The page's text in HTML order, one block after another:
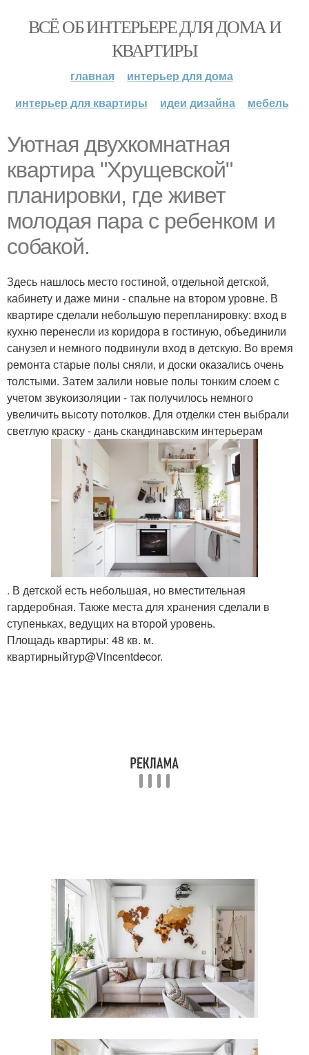
ВСЁ ОБ ИНТЕРЬЕРЕ ДЛЯ ДОМА И
КВАРТИРЫ
главная
интерьер для дома
интерьер для квартиры
идеи дизайна мебель
Уютная двухкомнатная
квартира "Хрущевской"
планировки, где живет
молодая пара с ребенком и
собакой.
Здесь нашлось место гостиной, отдельной детской,
кабинету и даже мини - спальне на втором уровне. В
квартире сделали небольшую перепланировку: вход в
кухню перенесли из коридора в гостиную, объединили
санузел и немного подвинули вход в детскую. Во время
ремонта старые полы сняли, и доски оказались очень
толстыми. Затем залили новые полы тонким слоем с
учетом звукоизоляции - так получилось немного
увеличить высоту потолков. Для отделки стен выбрали
светлую краску - дань скандинавским интерьерам
. В детской есть небольшая, но вместительная
гардеробная. Также места для хранения сделали в
ступеньках, ведущих на второй уровень.
Площадь квартиры: 48 кв. м.
квартирныйтур@Vincentdecor.